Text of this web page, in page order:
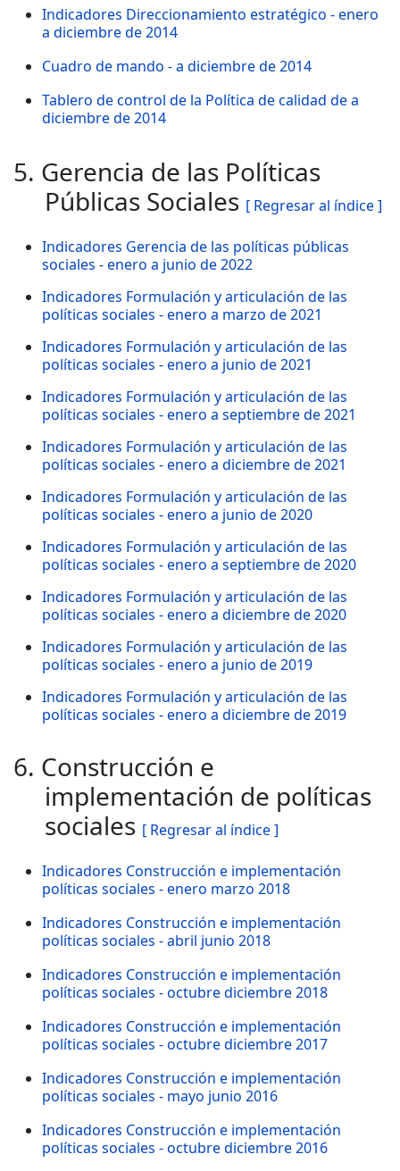
Indicadores Direccionamiento estratégico - enero
a diciembre de 2014
Cuadro de mando - a diciembre de 2014
Tablero de control de la Política de calidad de a
diciembre de 2014
5. Gerencia de las Políticas
Públicas Sociales [ Regresar al índice ]
Indicadores Gerencia de las políticas públicas
sociales - enero a junio de 2022
Indicadores Formulación y articulación de las
políticas sociales - enero a marzo de 2021
Indicadores Formulación y articulación de las
políticas sociales - enero a junio de 2021
Indicadores Formulación y articulación de las
políticas sociales - enero a septiembre de 2021
Indicadores Formulación y articulación de las
políticas sociales - enero a diciembre de 2021
Indicadores Formulación y articulación de las
políticas sociales - enero a junio de 2020
Indicadores Formulación y articulación de las
políticas sociales - enero a septiembre de 2020
Indicadores Formulación y articulación de las
políticas sociales - enero a diciembre de 2020
Indicadores Formulación y articulación de las
políticas sociales - enero a junio de 2019
Indicadores Formulación y articulación de las
políticas sociales - enero a diciembre de 2019
6. Construcción e
implementación de políticas
sociales [ Regresar al índice ]
Indicadores Construcción e implementación
políticas sociales - enero marzo 2018
Indicadores Construcción e implementación
políticas sociales - abril junio 2018
Indicadores Construcción e implementación
políticas sociales - octubre diciembre 2018
Indicadores Construcción e implementación
políticas sociales - octubre diciembre 2017
Indicadores Construcción e implementación
políticas sociales - mayo junio 2016
Indicadores Construcción e implementación
políticas sociales - octubre diciembre 2016